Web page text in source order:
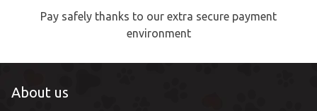
Pay safely thanks to our extra secure payment
environment
About us